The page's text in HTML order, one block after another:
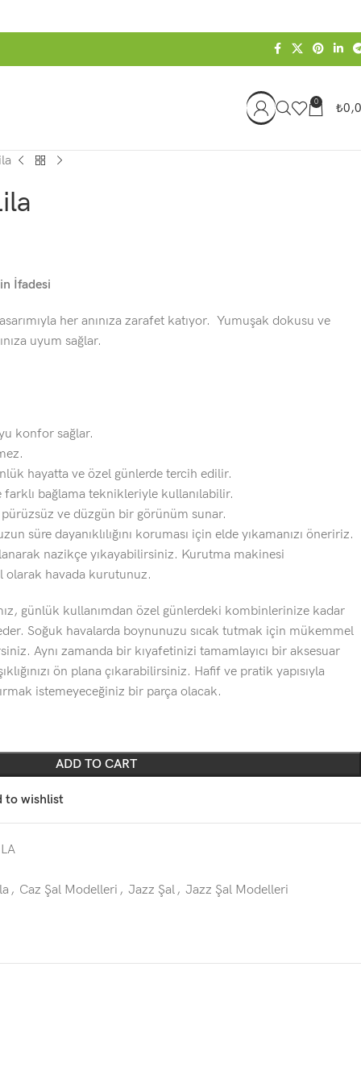
0 ₺
İfadesi
her anınıza zarafet katıyor. Yumuşak dokusu ve
uyum sağlar.
konfor sağlar.
hayatta ve özel günlerde tercih edilir.
bağlama teknikleriyle kullanılabilir.
ve düzgün bir görünüm sunar.
süre dayanıklılığını koruması için elde yıkamanızı öneririz.
nazikçe yıkayabilirsiniz. Kurutma makinesi
olarak havada kurutunuz.
günlük kullanımdan özel günlerdeki kombinlerinize kadar
Soğuk havalarda boynunuzu sıcak tutmak için mükemmel
Aynı zamanda bir kıyafetinizi tamamlayıcı bir aksesuar
ön plana çıkarabilirsiniz. Hafif ve pratik yapısıyla
istemeyeceğiniz bir parça olacak.
ADD TO CART
to wishlist
, Caz Şal Modelleri , Jazz Şal, Jazz Şal Modelleri